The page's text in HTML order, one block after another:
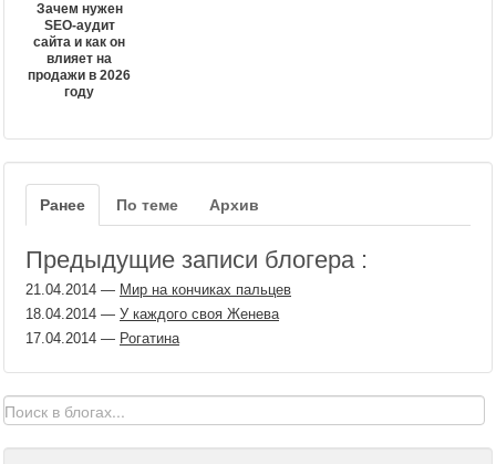
Зачем нужен
SEO-аудит
сайта и как он
влияет на
продажи в 2026
году
Ранее По теме Архив
Предыдущие записи блогера :
21.04.2014 — Мир на кончиках пальцев
18.04.2014 — У каждого своя Женева
17.04.2014 — Рогатина